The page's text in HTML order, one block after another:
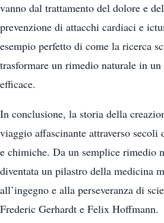
vanno dal trattamento del dolore e
prevenzione di attacchi cardiaci e
esempio perfetto di come la ricerca
trasformare un rimedio naturale in
efficace.
In conclusione, la storia della
viaggio affascinante attraverso secoli
e chimiche. Da un semplice rimedio
diventata un pilastro della medicina
all’ingegno e alla perseveranza di
Frederic Gerhardt e Felix Hoffmann.